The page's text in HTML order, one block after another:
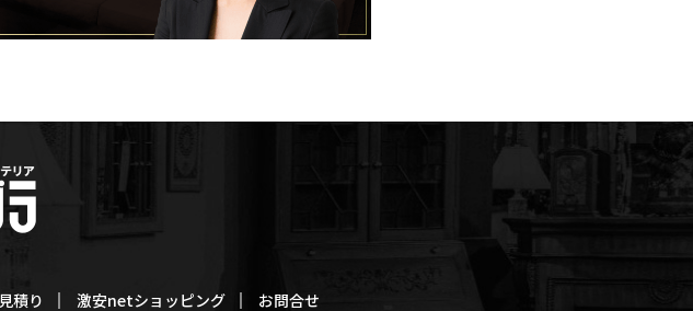
積り 激安netショッピング お問合せ